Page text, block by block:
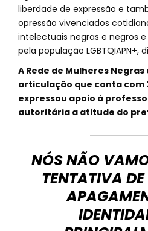
liberdade de expressão e
opressão vivenciados
intelectuais negras e negros
pela população LGBTQIAPN+,
A Rede de Mulheres
articulação que conta com
expressou apoio à
autoritária a atitude do
NÓS NÃO
TENTATIVA